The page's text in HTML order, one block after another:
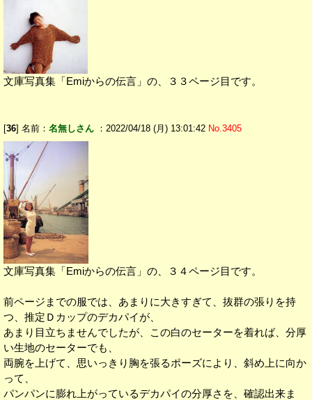
文庫写真集「Emiからの伝言」の、３３ページ目です。
[36] 名前： 名無しさん ：2022/04/18 (月) 13:01:42 No.3405
文庫写真集「Emiからの伝言」の、３４ページ目です。
前ページまでの服では、あまりに大きすぎて、抜群の張りを持
つ、推定Ｄカップのデカパイが、
あまり目立ちませんでしたが、この白のセーターを着れば、分厚
い生地のセーターでも、
両腕を上げて、思いっきり胸を張るポーズにより、斜め上に向か
って、
パンパンに膨れ上がっているデカパイの分厚さを、確認出来ま